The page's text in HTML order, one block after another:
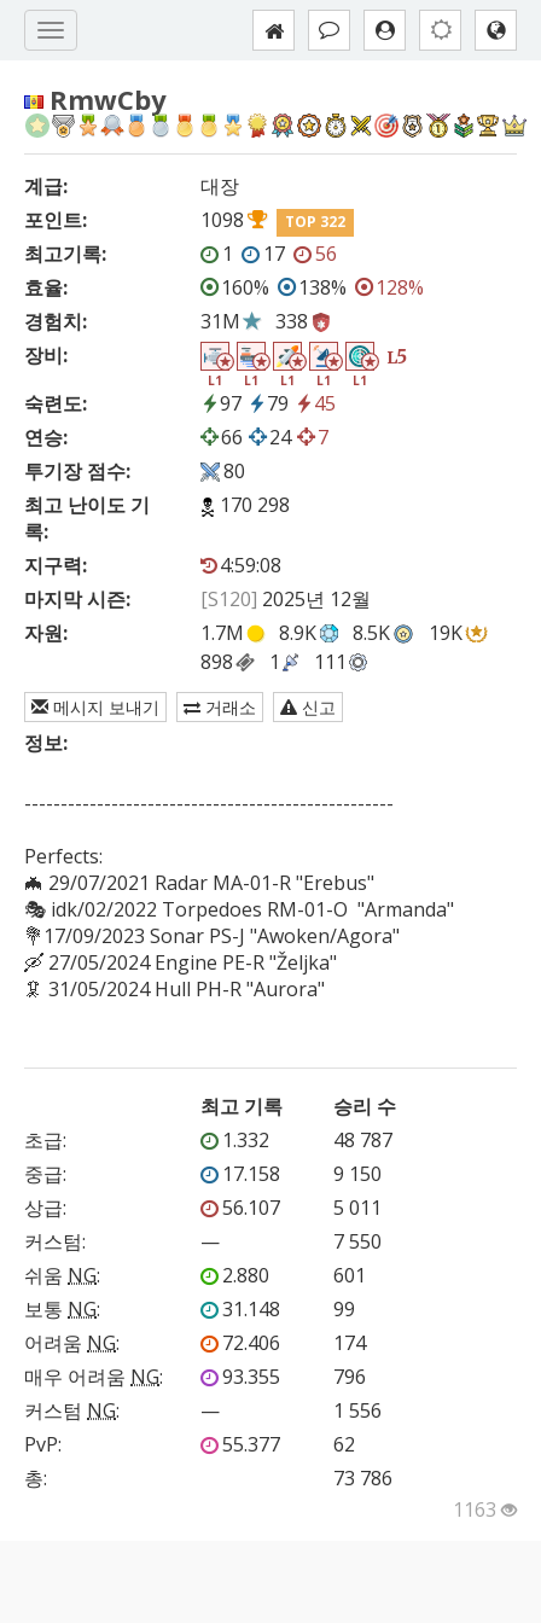
RmwCby
계급:
대장
포인트:
1098 TOP 322
최고기록: 1 17
56
효율:
160% 138%
128%
경험치:
31M
338
장비:
L1 L1 L1 L1 L1
L5
숙련도: 97 79
45
연승:
66 24
7
투기장 점수:
80
최고 난이도 기
록:
170 298
지구력:
4:59:08
마지막 시즌:
[S120] 2025년 12월
자원:
1.7M 8.9K 8.5K
19K
898
1 111
메시지 보내기 거래소 신고
정보:
---------------------------------------------------
Perfects:
🦇 29/07/2021 Radar MA-01-R "Erebus"
🎭 idk/02/2022 Torpedoes RM-01-O  "Armanda"
💐17/09/2023 Sonar PS-J "Awoken/Agora"
🛶 27/05/2024 Engine PE-R "Željka"
최고 기록
승리 수
초급: 1.332
48 787
중급: 17.158
9 150
상급: 56.107
5 011
커스텀: —
7 550
쉬움 NG: 2.880
601
보통 NG: 31.148
99
어려움 NG: 72.406
174
매우 어려움 NG: 93.355
796
커스텀 NG: —
1 556
PvP: 55.377
62
총:
73 786
1163